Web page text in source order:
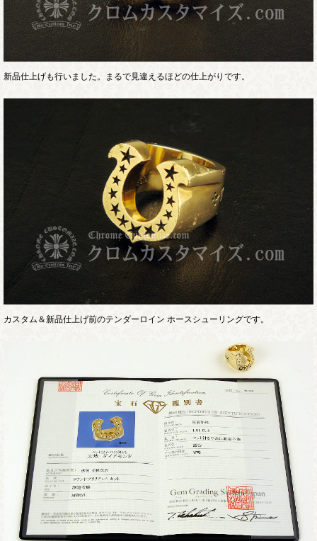
新品仕上げも行いました。まるで見違えるほどの仕上がりです。
カスタム＆新品仕上げ前のテンダーロイン ホースシューリングです。